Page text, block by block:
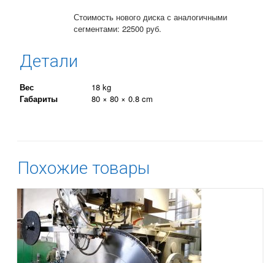
Стоимость нового диска с аналогичными
сегментами: 22500 руб.
Детали
Вес
18 kg
Габариты
80 × 80 × 0.8 cm
Похожие товары